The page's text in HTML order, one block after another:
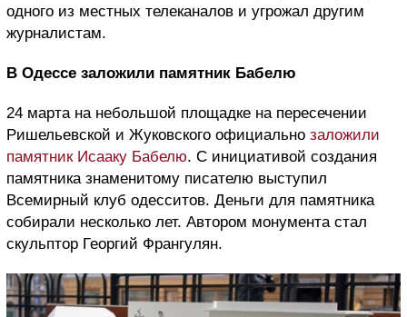
одного из местных телеканалов и угрожал другим
журналистам.
В Одессе заложили памятник Бабелю
24 марта на небольшой площадке на пересечении
Ришельевской и Жуковского официально заложили
памятник Исааку Бабелю. С инициативой создания
памятника знаменитому писателю выступил
Всемирный клуб одесситов. Деньги для памятника
собирали несколько лет. Автором монумента стал
скульптор Георгий Франгулян.